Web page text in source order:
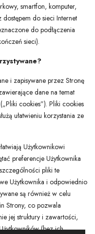
smartfon, komputer,
do sieci Internet
do podłączenia
sieci).
i zapisywane przez Stronę
dane na temat
cookies”). Pliki cookies
ułatwieniu korzystania ze
Użytkownikowi
preferencje Użytkownika
pliki te
Użytkownika i odpowiednio
są również w celu
Strony, co pozwala
jej struktury i zawartości,
(bez ich